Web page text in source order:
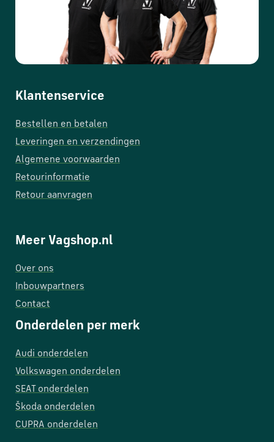
Klantenservice
Bestellen en betalen
Leveringen en verzendingen
Algemene voorwaarden
Retourinformatie
Retour aanvragen
Meer Vagshop.nl
Over ons
Inbouwpartners
Contact
Onderdelen per merk
Audi onderdelen
Volkswagen onderdelen
SEAT onderdelen
Škoda onderdelen
CUPRA onderdelen